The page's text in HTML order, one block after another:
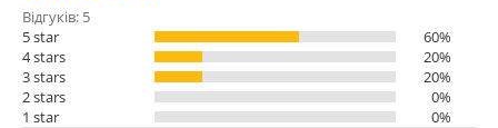
Відгуків: 5
5 star
60%
4 stars
20%
3 stars
20%
2 stars
0%
1 star
0%